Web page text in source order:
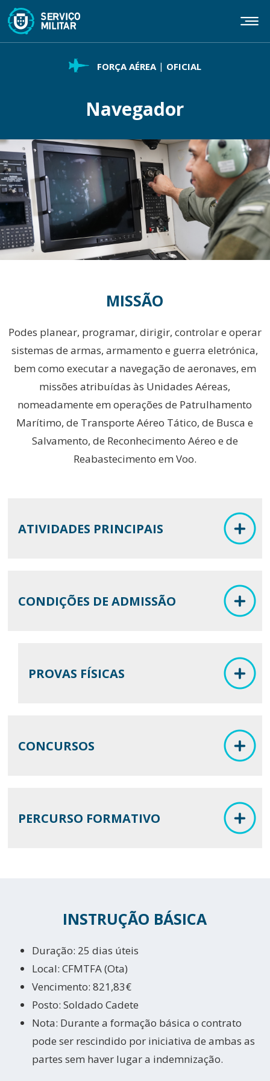
para
conteúdo
principal
FORÇA AÉREA OFICIAL
Navegador
MISSÃO
Podes planear, programar, dirigir, controlar e operar
sistemas de armas, armamento e guerra eletrónica,
bem como executar a navegação de aeronaves, em
missões atribuídas às Unidades Aéreas,
nomeadamente em operações de Patrulhamento
Marítimo, de Transporte Aéreo Tático, de Busca e
Salvamento, de Reconhecimento Aéreo e de
Reabastecimento em Voo.
ATIVIDADES PRINCIPAIS
CONDIÇÕES DE ADMISSÃO
PROVAS FÍSICAS
CONCURSOS
PERCURSO FORMATIVO
INSTRUÇÃO BÁSICA
Duração: 25 dias úteis
Local: CFMTFA (Ota)
Vencimento: 821,83€
Posto: Soldado Cadete
Nota: Durante a formação básica o contrato
pode ser rescindido por iniciativa de ambas as
partes sem haver lugar a indemnização.